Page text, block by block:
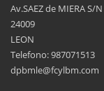
Av.SAEZ de MIERA S/
24009
LEON
Telefono: 987071513
dpbmle@fcylbm.com